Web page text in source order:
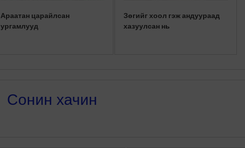
Араатан царайлсан
ургамлууд
Зөгийг хоол гэж андуураад
хазуулсан нь
Сонин хачин